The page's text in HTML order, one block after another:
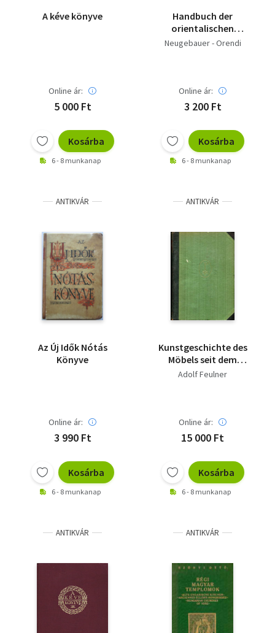
A kéve könyve
Online ár:
5 000 Ft
Kosárba
6 - 8 munkanap
Handbuch der
orientalischen
Teppichkunde
Neugebauer - Orendi
Online ár:
3 200 Ft
Kosárba
6 - 8 munkanap
ANTIKVÁR
Az Új Idők Nótás
Könyve
Online ár:
3 990 Ft
Kosárba
6 - 8 munkanap
ANTIKVÁR
Kunstgeschichte des
Möbels seit dem
altertum
Adolf Feulner
Online ár:
15 000 Ft
Kosárba
6 - 8 munkanap
ANTIKVÁR ANTIKVÁR